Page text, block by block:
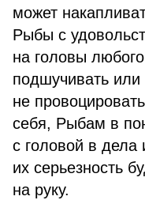
может
Рыбы с
на головы
подшучивать
не
себя, Рыбам в
с головой в
их серьезность
на руку.